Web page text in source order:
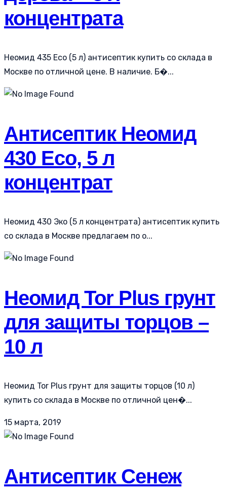
концентрата
Неомид 435 Eco (5 л) антисептик купить со склада в
Москве по отличной цене. В наличие. Б�...
Антисептик Неомид
430 Eco, 5 л
концентрат
Неомид 430 Эко (5 л концентрата) антисептик купить
со склада в Москве предлагаем по о...
Неомид Tor Plus грунт
для защиты торцов –
10 л
Неомид Tor Plus грунт для защиты торцов (10 л)
купить со склада в Москве по отличной цен�...
15 марта, 2019
Антисептик Сенеж